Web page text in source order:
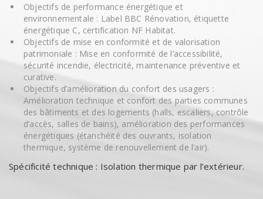
Objectifs de performance énergétique et
environnementale : Label BBC Rénovation, étiquette
énergétique C, certification NF Habitat.
Objectifs de mise en conformité et de valorisation
patrimoniale : Mise en conformité de l’accessibilité,
sécurité incendie, électricité, maintenance préventive et
curative.
Objectifs d’amélioration du confort des usagers :
Amélioration technique et confort des parties communes
des bâtiments et des logements (halls, escaliers, contrôle
d’accès, salles de bains), amélioration des performances
énergétiques (étanchéité des ouvrants, isolation
thermique, système de renouvellement de l’air).
Spécificité technique : Isolation thermique par l’extérieur.